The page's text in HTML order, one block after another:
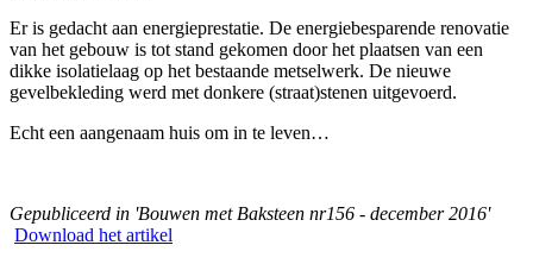
Er is gedacht aan energieprestatie. De energiebesparende renovatie
van het gebouw is tot stand gekomen door het plaatsen van een
dikke isolatielaag op het bestaande metselwerk. De nieuwe
gevelbekleding werd met donkere (straat)stenen uitgevoerd.
Echt een aangenaam huis om in te leven…
Gepubliceerd in 'Bouwen met Baksteen nr156 - december 2016'
Download het artikel